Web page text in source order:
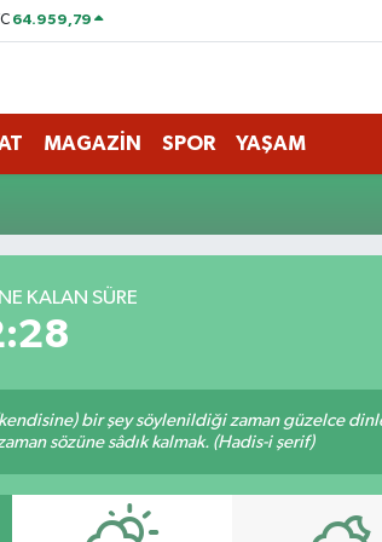
64.959,79
MAGAZİN SPOR YAŞAM
KALAN SÜRE
bir şey söylenildiği zaman güzelce
sözüne sâdık kalmak. (Hadis-i şerif)